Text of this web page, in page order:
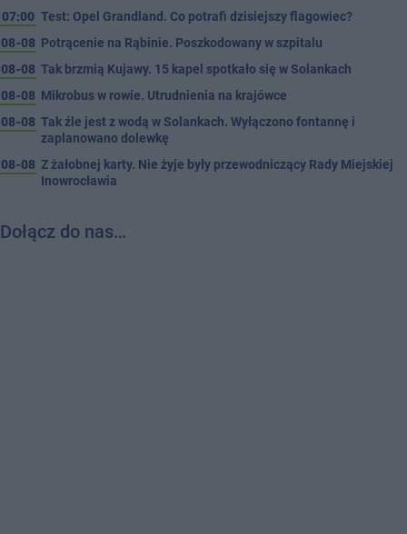
07:00 Test: Opel Grandland. Co potrafi dzisiejszy flagowiec?
08-08 Potrącenie na Rąbinie. Poszkodowany w szpitalu
08-08 Tak brzmią Kujawy. 15 kapel spotkało się w Solankach
08-08 Mikrobus w rowie. Utrudnienia na krajówce
08-08 Tak źle jest z wodą w Solankach. Wyłączono fontannę i
zaplanowano dolewkę
08-08 Z żałobnej karty. Nie żyje były przewodniczący Rady Miejskiej
Inowrocławia
Dołącz do nas…